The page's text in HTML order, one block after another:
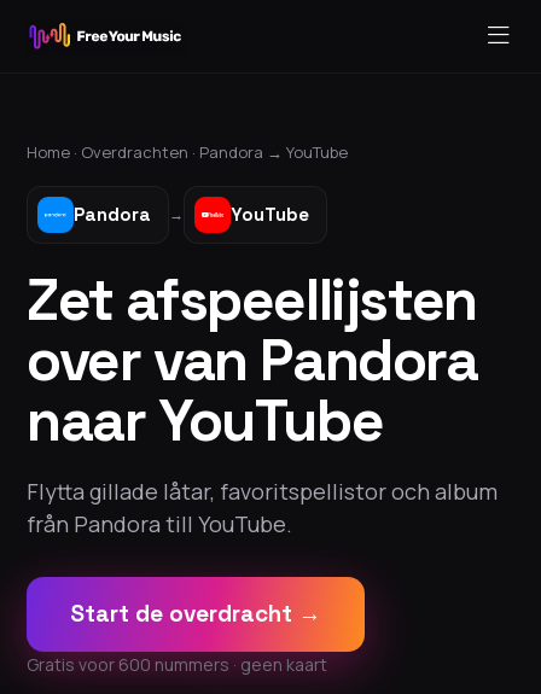
Home · Overdrachten · Pandora → YouTube
Pandora → YouTube
Zet afspeellijsten
over van Pandora
naar YouTube
Flytta gillade låtar, favoritspellistor och album
från Pandora till YouTube.
Start de overdracht →
Gratis voor 600 nummers · geen kaart